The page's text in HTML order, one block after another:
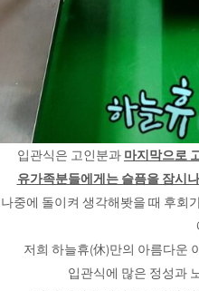
입관식은 고인분과 마지막으로
유가족분들에게는 슬픔을 잠시
나중에 돌이켜 생각해봣을 때 후회
저희 하늘휴(休)만의 아름다운
입관식에 많은 정성과